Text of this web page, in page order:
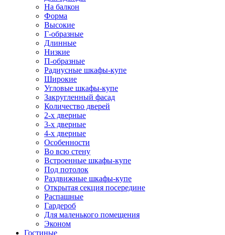
На балкон
Форма
Высокие
Г-образные
Длинные
Низкие
П-образные
Радиусные шкафы-купе
Широкие
Угловые шкафы-купе
Закругленный фасад
Количество дверей
2-х дверные
3-х дверные
4-х дверные
Особенности
Во всю стену
Встроенные шкафы-купе
Под потолок
Раздвижные шкафы-купе
Открытая секция посередине
Распашные
Гардероб
Для маленького помещения
Эконом
Гостиные